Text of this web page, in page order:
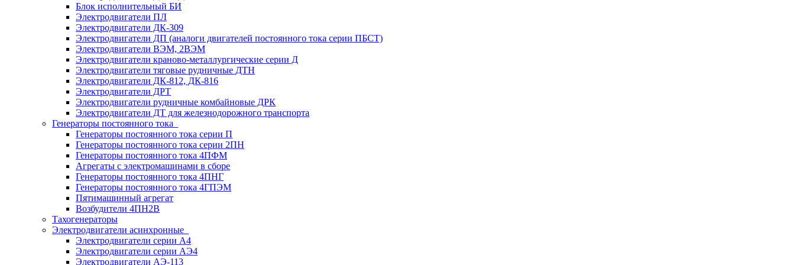
Блок исполнительный БИ
Электродвигатели ПЛ
Электродвигатели ДК-309
Электродвигатели ДП (аналоги двигателей постоянного тока серии ПБСТ)
Электродвигатели ВЭМ, 2ВЭМ
Электродвигатели краново-металлургические серии Д
Электродвигатели тяговые рудничные ДТН
Электродвигатели ДК-812, ДК-816
Электродвигатели ДРТ
Электродвигатели рудничные комбайновые ДРК
Электродвигатели ДТ для железнодорожного транспорта
Генераторы постоянного тока
Генераторы постоянного тока серии П
Генераторы постоянного тока серии 2ПН
Генераторы постоянного тока 4ПФМ
Агрегаты с электромашинами в сборе
Генераторы постоянного тока 4ПНГ
Генераторы постоянного тока 4ГПЭМ
Пятимашинный агрегат
Возбудители 4ПН2В
Тахогенераторы
Электродвигатели асинхронные
Электродвигатели серии А4
Электродвигатели серии АЭ4
Электродвигатели АЭ-113